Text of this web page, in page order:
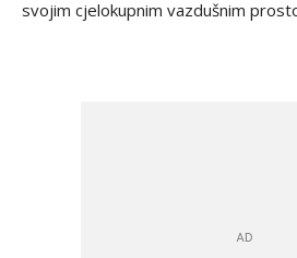
svojim cjelokupnim vazdušnim